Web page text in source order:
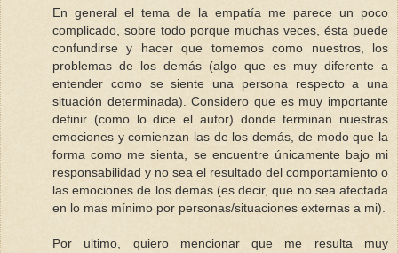
En general el tema de la empatía me parece un poco
complicado, sobre todo porque muchas veces, ésta puede
confundirse y hacer que tomemos como nuestros, los
problemas de los demás (algo que es muy diferente a
entender como se siente una persona respecto a una
situación determinada). Considero que es muy importante
definir (como lo dice el autor) donde terminan nuestras
emociones y comienzan las de los demás, de modo que la
forma como me sienta, se encuentre únicamente bajo mi
responsabilidad y no sea el resultado del comportamiento o
las emociones de los demás (es decir, que no sea afectada
en lo mas mínimo por personas/situaciones externas a mi).
Por ultimo, quiero mencionar que me resulta muy